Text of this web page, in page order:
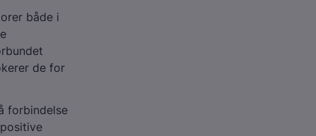
både i
de for
forbindelse